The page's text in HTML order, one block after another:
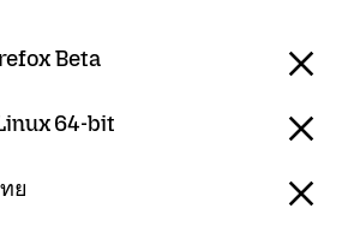
Beta
64-bit
ย